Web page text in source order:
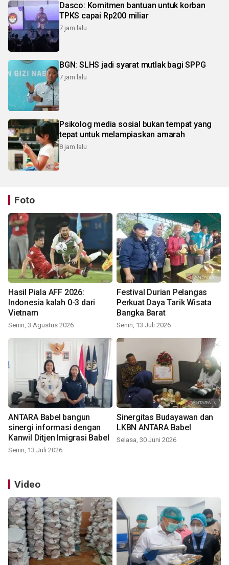
Dasco: Komitmen bantuan untuk korban
TPKS capai Rp200 miliar
7 jam lalu
BGN: SLHS jadi syarat mutlak bagi SPPG
7 jam lalu
Psikolog media sosial bukan tempat yang
tepat untuk melampiaskan amarah
8 jam lalu
Foto
Hasil Piala AFF 2026:
Indonesia kalah 0-3 dari
Vietnam
Senin, 3 Agustus 2026
Festival Durian Pelangas
Perkuat Daya Tarik Wisata
Bangka Barat
Senin, 13 Juli 2026
ANTARA Babel bangun
sinergi informasi dengan
Kanwil Ditjen Imigrasi Babel
Senin, 13 Juli 2026
Sinergitas Budayawan dan
LKBN ANTARA Babel
Selasa, 30 Juni 2026
Video